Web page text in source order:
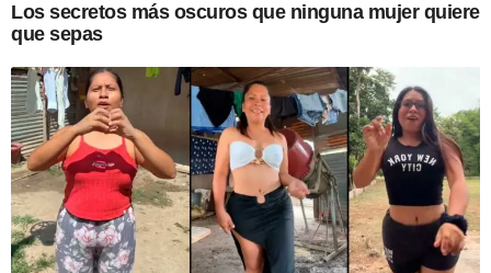
Los secretos más oscuros que ninguna mujer quiere
que sepas